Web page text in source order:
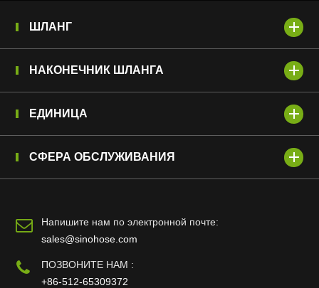
ШЛАНГ
НАКОНЕЧНИК ШЛАНГА
ЕДИНИЦА
СФЕРА ОБСЛУЖИВАНИЯ
Напишите нам по электронной почте:
sales@sinohose.com
ПОЗВОНИТЕ НАМ :
+86-512-65309372